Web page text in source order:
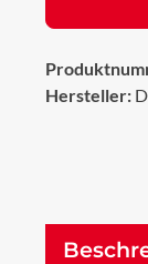
Hersteller: